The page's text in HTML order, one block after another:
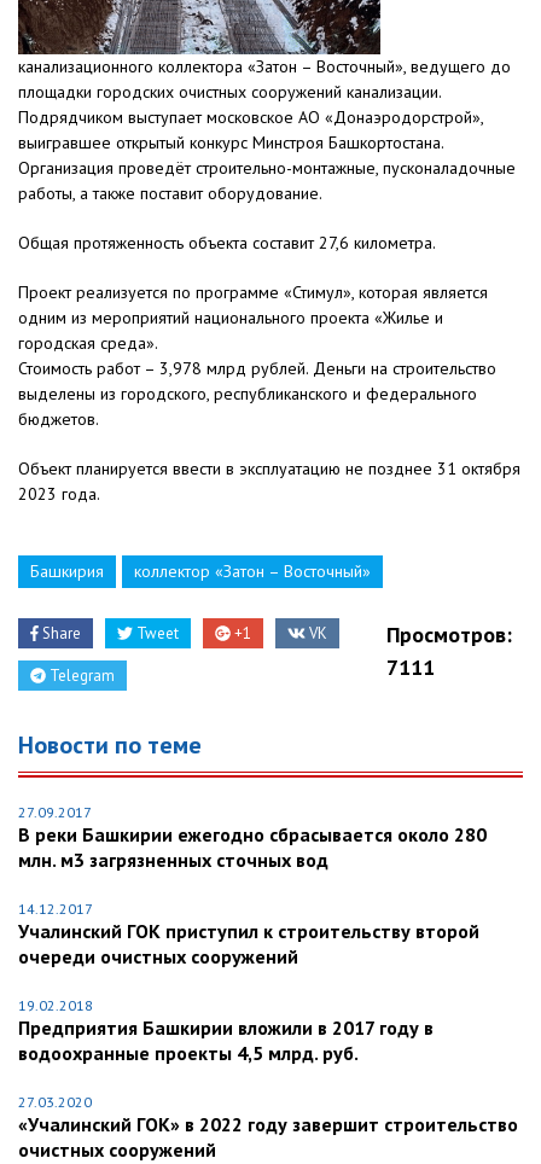
канализационного коллектора «Затон – Восточный», ведущего до
площадки городских очистных сооружений канализации.
Подрядчиком выступает московское АО «Донаэродорстрой»,
выигравшее открытый конкурс Минстроя Башкортостана.
Организация проведёт строительно-монтажные, пусконаладочные
работы, а также поставит оборудование.
Общая протяженность объекта составит 27,6 километра.
Проект реализуется по программе «Стимул», которая является
одним из мероприятий национального проекта «Жилье и
городская среда».
Стоимость работ – 3,978 млрд рублей. Деньги на строительство
выделены из городского, республиканского и федерального
бюджетов.
Объект планируется ввести в эксплуатацию не позднее 31 октября
2023 года.
Башкирия коллектор «Затон – Восточный»
Share Tweet +1 VK
Telegram
Просмотров:
7111
Новости по теме
27.09.2017
В реки Башкирии ежегодно сбрасывается около 280
млн. м3 загрязненных сточных вод
14.12.2017
Учалинский ГОК приступил к строительству второй
очереди очистных сооружений
19.02.2018
Предприятия Башкирии вложили в 2017 году в
водоохранные проекты 4,5 млрд. руб.
27.03.2020
«Учалинский ГОК» в 2022 году завершит строительство
очистных сооружений